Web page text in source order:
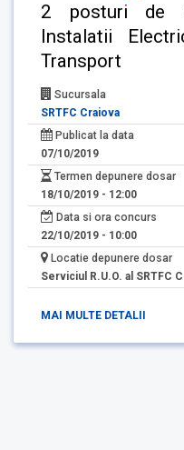
2 posturi de
Instalatii
Transport
Sucursala
SRTFC Craiova
Publicat la data
07/10/2019
Termen depunere dosar
18/10/2019 - 12:00
Data si ora concurs
22/10/2019 - 10:00
Locatie depunere dosar
Serviciul R.U.O. al SRTFC
MAI MULTE DETALII